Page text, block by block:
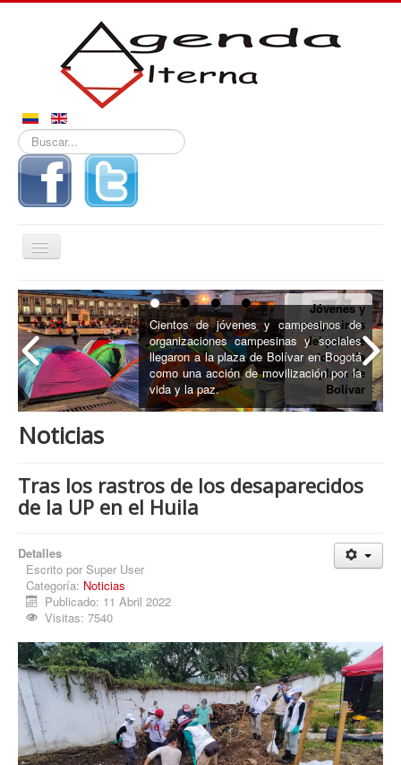
Buscar...
Alternar
navegación
Inicio
Noticias
Derechos
Reportajes
Procesos
Cultura
Región
Multimedia
Jóvenes y
campesinos
del país se
toman la
plaza de
Bolívar
Cientos de jóvenes y campesinos de
organizaciones campesinas y sociales
llegaron a la plaza de Bolívar en Bogotá
como una acción de movilización por la
vida y la paz.
Noticias
Tras los rastros de los desaparecidos
de la UP en el Huila
Detalles
Escrito por Super User
Categoría: Noticias
Publicado: 11 Abril 2022
Visitas: 7540